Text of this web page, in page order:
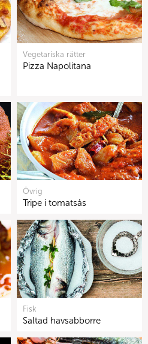
Vegetariska rätter
Pizza Napolitana
Övrig
Tripe i tomatsås
Fisk
Saltad havsabborre